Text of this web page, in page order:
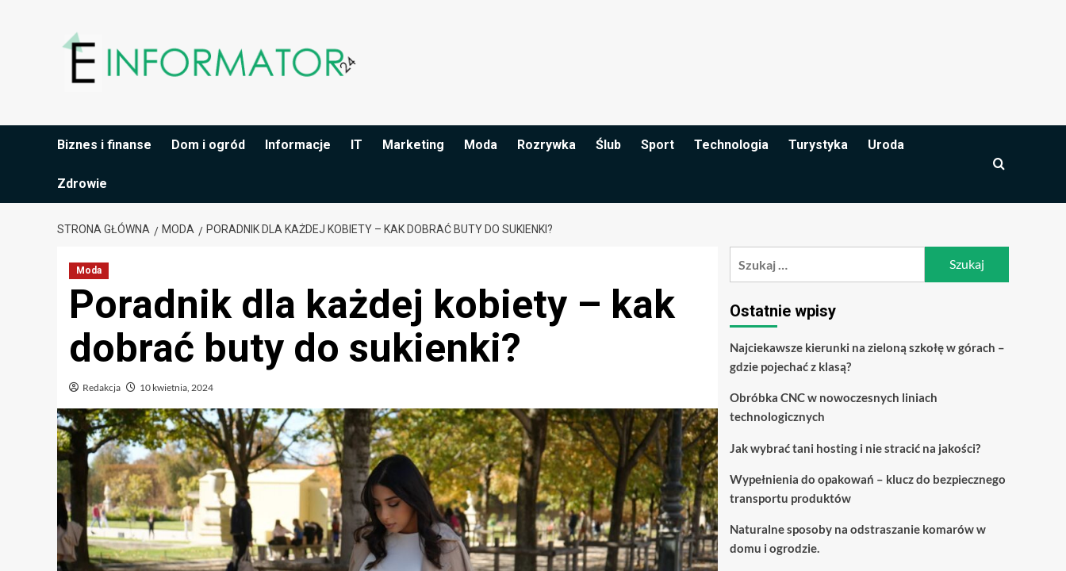
Biznes i finanse Dom i ogród Informacje IT Marketing Moda Rozrywka Ślub Sport Technologia Turystyka Uroda
Zdrowie
STRONA GŁÓWNA MODA PORADNIK DLA KAŻDEJ KOBIETY – KAK DOBRAĆ BUTY DO SUKIENKI?
Moda
Poradnik dla każdej kobiety – kak
dobrać buty do sukienki?
Redakcja 10 kwietnia, 2024
Ostatnie wpisy
Najciekawsze kierunki na zieloną szkołę w górach –
gdzie pojechać z klasą?
Obróbka CNC w nowoczesnych liniach
technologicznych
Jak wybrać tani hosting i nie stracić na jakości?
Wypełnienia do opakowań – klucz do bezpiecznego
transportu produktów
Naturalne sposoby na odstraszanie komarów w
domu i ogrodzie.